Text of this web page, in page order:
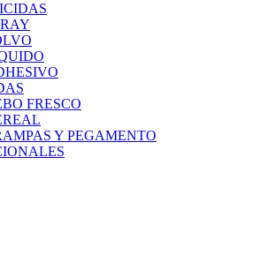
FRESCO
Y PEGAMENTO